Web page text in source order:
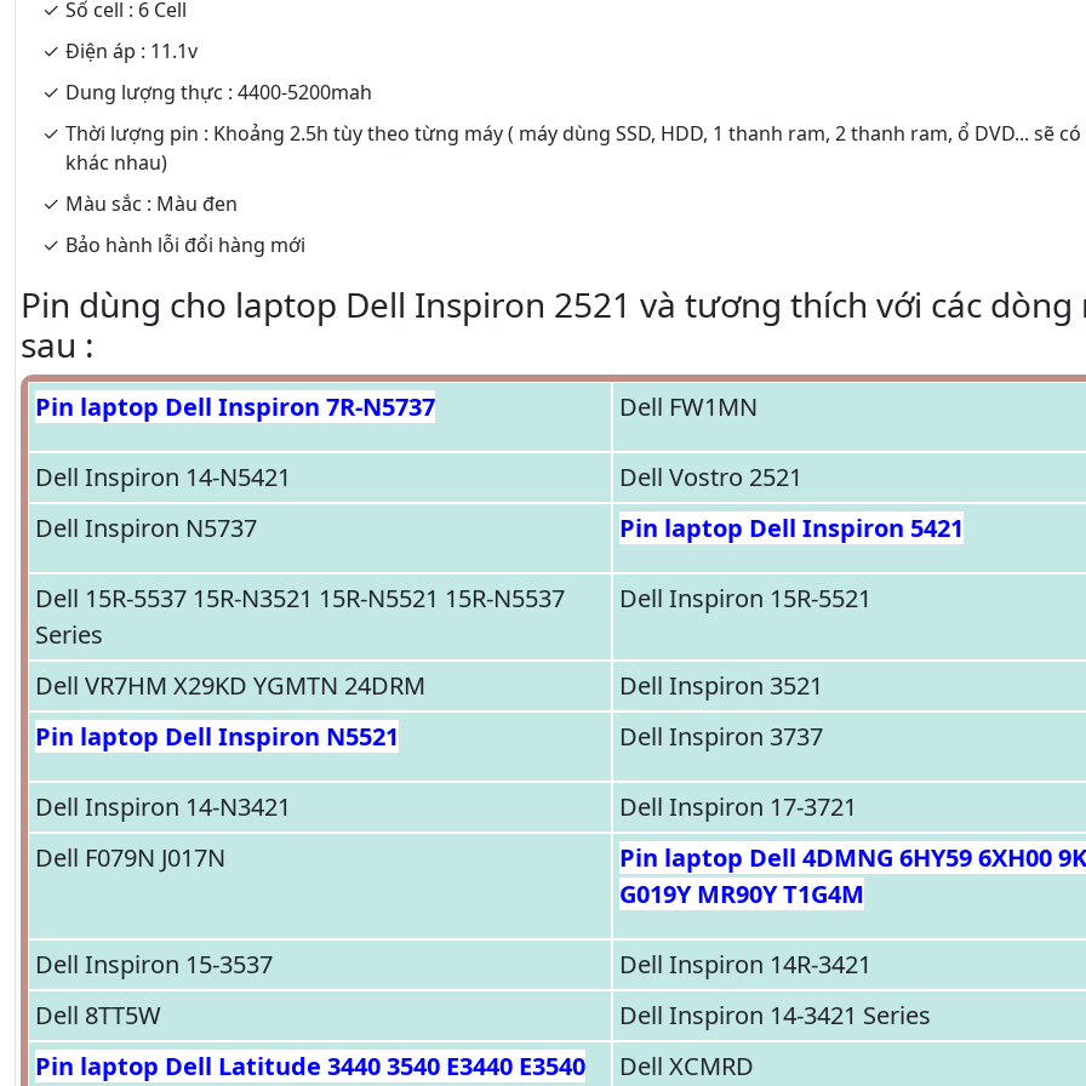
Số cell : 6 Cell
Điện áp : 11.1v
Dung lượng thực : 4400-5200mah
Thời lượng pin : Khoảng 2.5h tùy theo từng máy ( máy dùng SSD, HDD, 1 thanh ram, 2 thanh ram, ổ DVD... sẽ
khác nhau)
Màu sắc : Màu đen
Bảo hành lỗi đổi hàng mới
Pin dùng cho laptop Dell Inspiron 2521 và tương thích với các dòng
sau :
Pin laptop Dell Inspiron 7R-N5737 Dell FW1MN
Dell Inspiron 14-N5421
Dell Vostro 2521
Dell Inspiron N5737
Pin laptop Dell Inspiron 5421
Dell 15R-5537 15R-N3521 15R-N5521 15R-N5537
Series
Dell Inspiron 15R-5521
Dell VR7HM X29KD YGMTN 24DRM
Dell Inspiron 3521
Pin laptop Dell Inspiron N5521
Dell Inspiron 3737
Dell Inspiron 14-N3421
Dell Inspiron 17-3721
Dell F079N J017N
Pin laptop Dell 4DMNG 6HY59 6XH00
G019Y MR90Y T1G4M
Dell Inspiron 15-3537
Dell Inspiron 14R-3421
Dell 8TT5W
Dell Inspiron 14-3421 Series
Pin laptop Dell Latitude 3440 3540 E3440 E3540
Dell XCMRD